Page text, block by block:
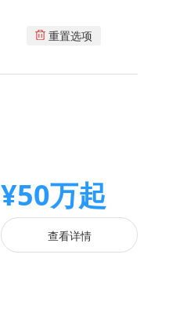
重置选项
¥50万起
查看详情